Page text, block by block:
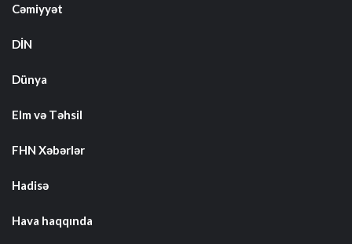
Cəmiyyət
DİN
Dünya
Elm və Təhsil
FHN Xəbərlər
Hadisə
Hava haqqında